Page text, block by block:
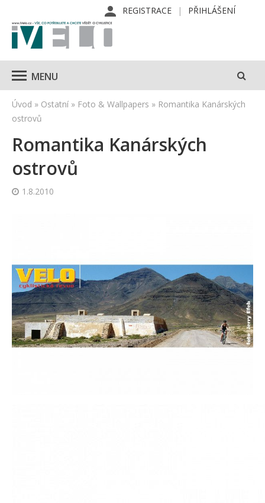
REGISTRACE PŘIHLÁŠENÍ
MENU
Úvod » Ostatní » Foto & Wallpapers » Romantika Kanárských
ostrovů
Romantika Kanárských
ostrovů
1.8.2010